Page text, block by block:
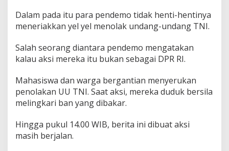
Dalam pada itu para pendemo tidak henti-hentinya
meneriakkan yel yel menolak undang-undang TNI.
Salah seorang diantara pendemo mengatakan
kalau aksi mereka itu bukan sebagai DPR RI.
Mahasiswa dan warga bergantian menyerukan
penolakan UU TNI. Saat aksi, mereka duduk bersila
melingkari ban yang dibakar.
Hingga pukul 14.00 WIB, berita ini dibuat aksi
masih berjalan.